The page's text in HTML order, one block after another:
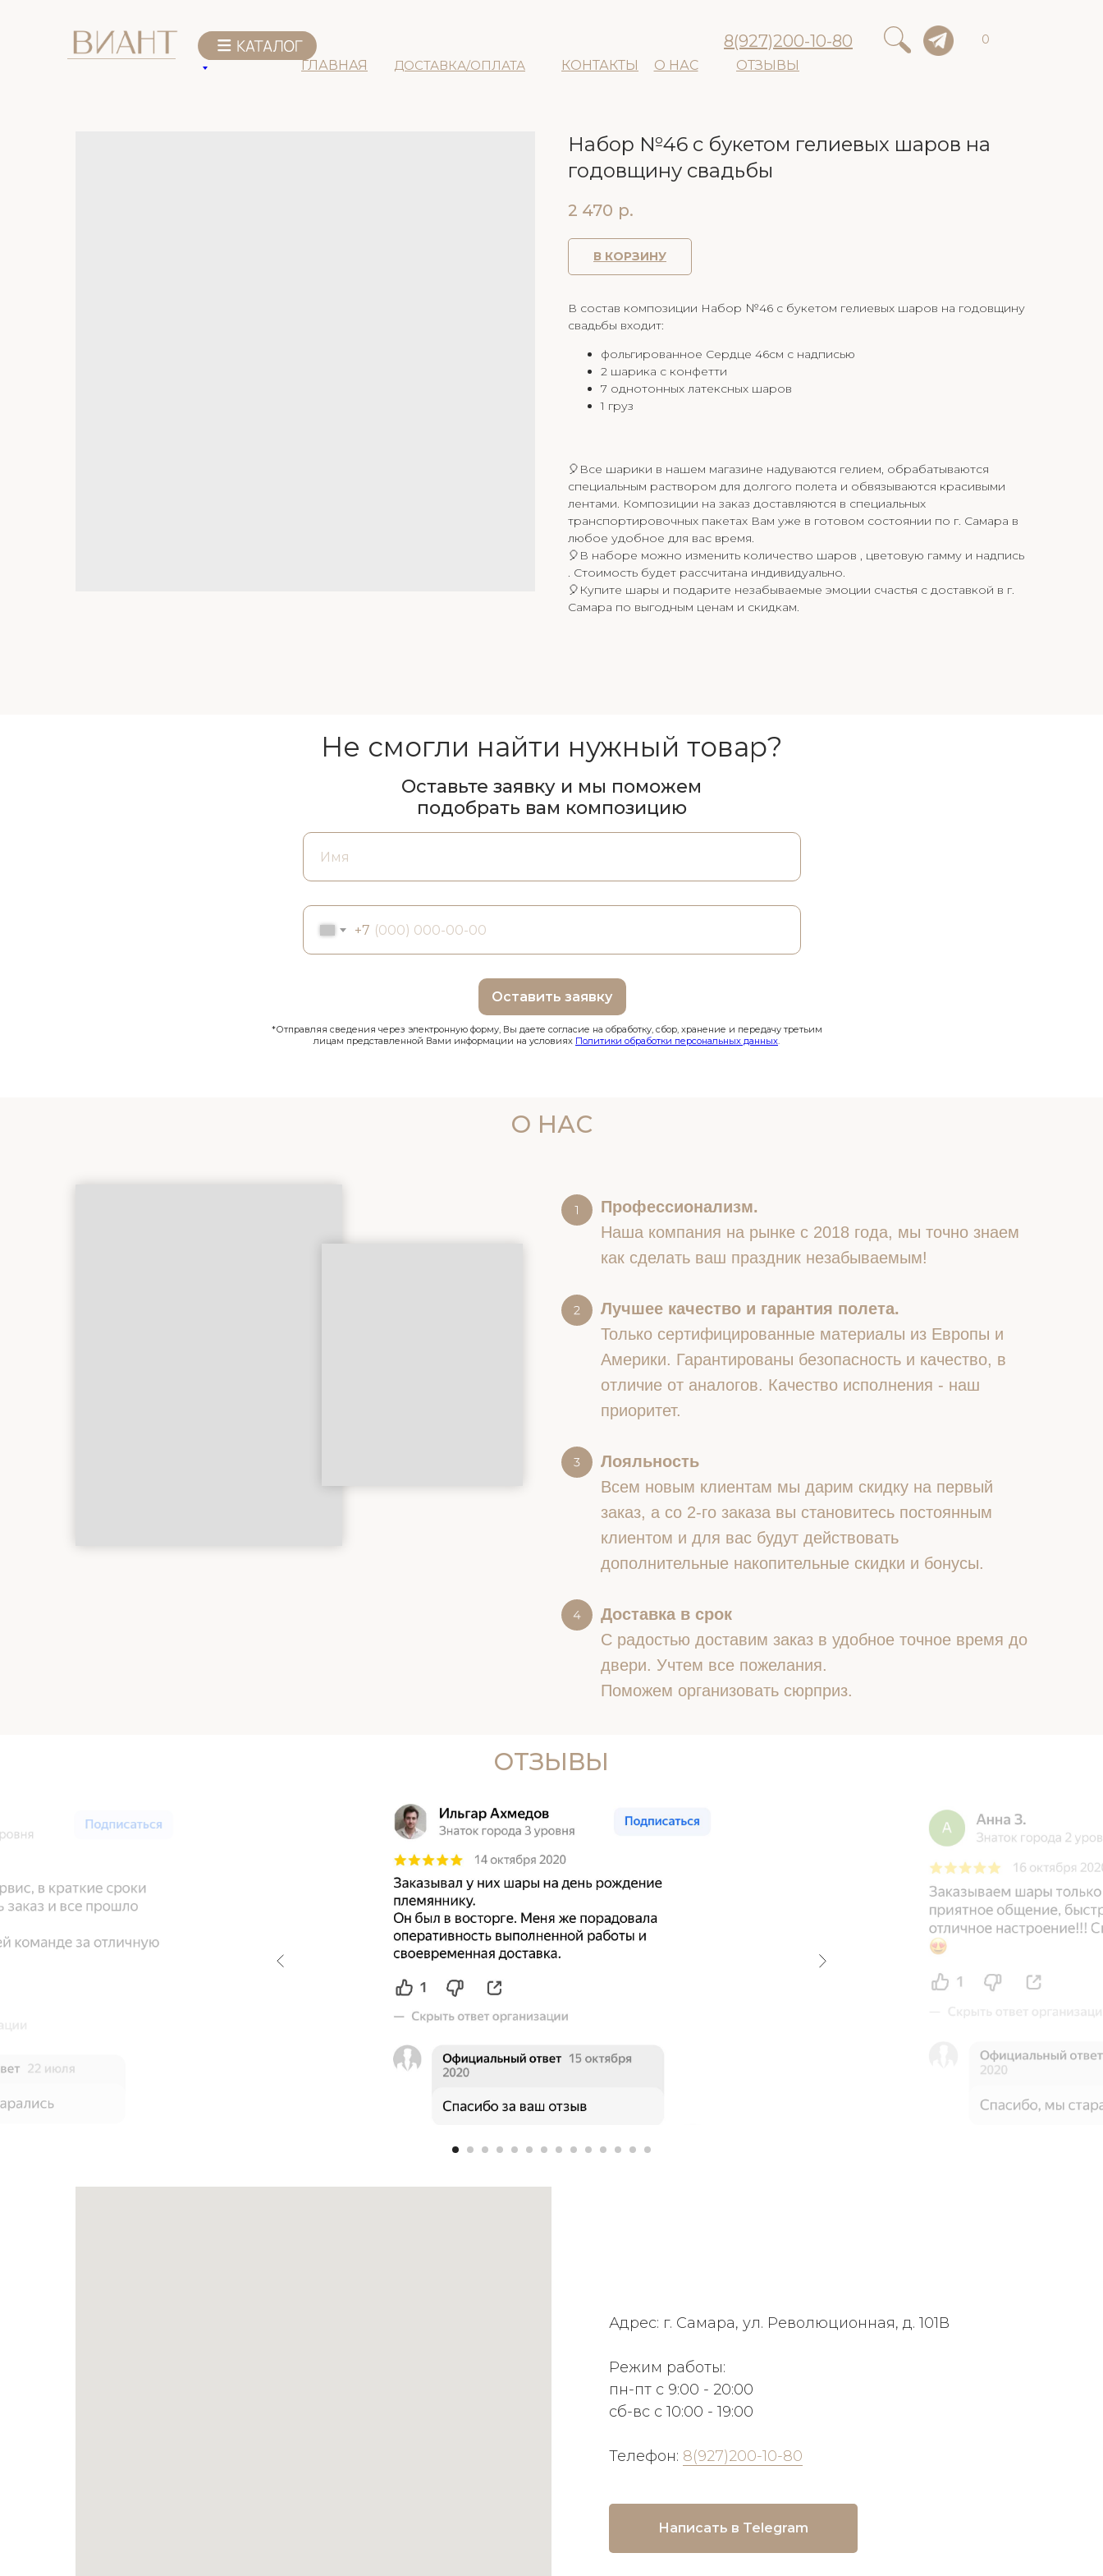
ДОСТАВКА/ОПЛАТА
ГЛАВНАЯ КОНТАКТЫ О НАС ОТЗЫВЫ
8(927)200-10-80 0
Набор №46 с букетом гелиевых шаров на
годовщину свадьбы
2 470 р.
В КОРЗИНУ
В состав композиции Набор №46 с букетом гелиевых шаров на годовщину
свадьбы входит:
фольгированное Сердце 46см с надписью
2 шарика с конфетти
7 однотонных латексных шаров
1 груз
🎈Все шарики в нашем магазине надуваются гелием, обрабатываются
специальным раствором для долгого полета и обвязываются красивыми
лентами. Композиции на заказ доставляются в специальных
транспортировочных пакетах Вам уже в готовом состоянии по г. Самара в
любое удобное для вас время.
🎈В наборе можно изменить количество шаров , цветовую гамму и надпись
. Стоимость будет рассчитана индивидуально.
🎈Купите шары и подарите незабываемые эмоции счастья с доставкой в г.
Самара по выгодным ценам и скидкам.
+7
Оставить заявку
Не смогли найти нужный товар?
Оставьте заявку и мы поможем
подобрать вам композицию
*Отправляя сведения через электронную форму, Вы даете согласие на обработку, сбор, хранение и передачу третьим
лицам представленной Вами информации на условиях Политики обработки персональных данных.
О НАС
Профессионализм.
Наша компания на рынке с 2018 года, мы точно знаем
как сделать ваш праздник незабываемым!
Лучшее качество и гарантия полета.
Только сертифицированные материалы из Европы и
Америки. Гарантированы безопасность и качество, в
отличие от аналогов. Качество исполнения - наш
приоритет.
Лояльность
Всем новым клиентам мы дарим скидку на первый
заказ, а со 2-го заказа вы становитесь постоянным
клиентом и для вас будут действовать
дополнительные накопительные скидки и бонусы.
Доставка в срок
С радостью доставим заказ в удобное точное время до
двери. Учтем все пожелания.
Поможем организовать сюрприз.
ОТЗЫВЫ
Адрес: г. Самара, ул. Революционная, д. 101В
Режим работы:
пн-пт с 9:00 - 20:00
сб-вс с 10:00 - 19:00
Телефон: 8(927)200-10-80
Написать в Telegram